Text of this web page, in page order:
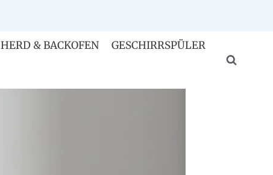
HERD & BACKOFEN GESCHIRRSPÜLER